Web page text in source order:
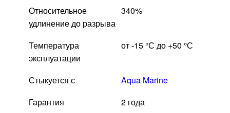
Относительное
удлинение до разрыва
340%
Температура
эксплуатации
от -15 °С до +50 °С
Стыкуется с
Aqua Marine
Гарантия
2 года